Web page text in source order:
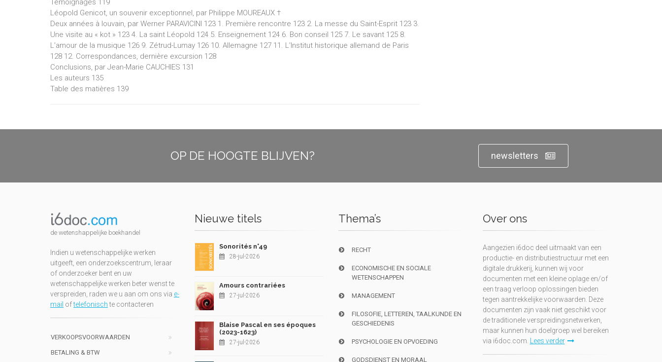
Témoignages 119
Léopold Genicot, un souvenir exceptionnel, par Philippe MOUREAUX †
Deux années à louvain, par Werner PARAVICINI 123 1. Première rencontre 123 2. La messe du Saint-Esprit 123 3.
Une visite au « kot » 123 4. La saint Léopold 124 5. Enseignement 124 6. Bon conseil 125 7. Le savant 125 8.
L’amour de la musique 126 9. Zétrud-Lumay 126 10. Allemagne 127 11. L’Institut historique allemand de Paris
128 12. Correspondances, dernière excursion 128
Conclusions, par Jean-Marie CAUCHIES 131
Les auteurs 135
Table des matières 139
OP DE HOOGTE BLIJVEN? newsletters
de wetenshappelijke boekhandel
Indien u wetenschappelijke werken
uitgeeft, een onderzoekscentrum, leraar
of onderzoeker bent en uw
wetenschappelijke werken beter wenst te
verspreiden, raden we u aan om ons via e-
mail oftelefonischte contacteren
VERKOOPSVOORWAARDEN
BETALING & BTW
Nieuwe titels
Sonorités n°49
28-jul-2026
Amours contrariées
27-jul-2026
Blaise Pascal en ses époques
(2023-1623)
27-jul-2026
Thema’s
RECHT
ECONOMISCHE EN SOCIALE
WETENSCHAPPEN
MANAGEMENT
FILOSOFIE, LETTEREN, TAALKUNDE EN
GESCHIEDENIS
PSYCHOLOGIE EN OPVOEDING
GODSDIENST EN MORAAL
Over ons
Aangezien i6doc deel uitmaakt van een
productie- en distributiestructuur met een
digitale drukkerij, kunnen wij voor
documenten met een kleine oplage en/of
een traag verloop oplossingen bieden
tegen aantrekkelijke voorwaarden. Deze
documenten zijn vaak niet geschikt voor
de traditionele verspreidingsnetwerken,
maar kunnen hun doelgroep wel bereiken
via i6doc.com.
Lees verder